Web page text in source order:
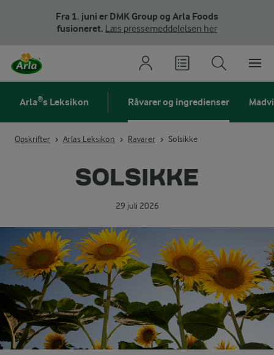
Fra 1. juni er DMK Group og Arla Foods
fusioneret. Læs pressemeddelelsen her
Arla®s Leksikon Råvarer og ingredienser
Opskrifter Arlas Leksikon Ravarer Solsikke
SOLSIKKE
29 juli 2026